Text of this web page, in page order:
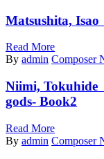
Matsushita,
Read More
By admin Composer
Niimi, Tokuhide
gods- Book2
Read More
By admin Composer